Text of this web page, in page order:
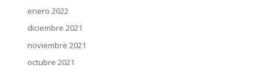
enero 2022
diciembre 2021
noviembre 2021
octubre 2021